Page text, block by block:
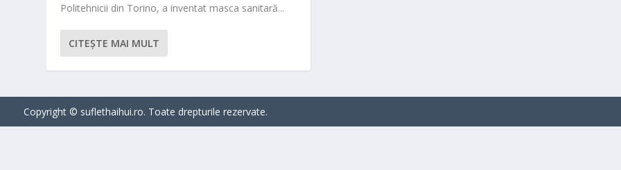
Politehnicii din Torino, a inventat masca sanitară...
CITEŞTE MAI MULT
Copyright © suflethaihui.ro. Toate drepturile rezervate.